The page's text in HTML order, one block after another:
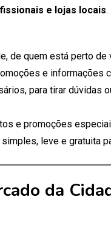
e lojas locais.
de quem está perto de
e informações
para tirar dúvidas
e promoções
leve e gratuita
da